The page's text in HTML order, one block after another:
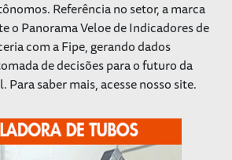
Referência no setor, a marca
o Panorama Veloe de Indicadores de
com a Fipe, gerando dados
de decisões para o futuro da
saber mais, acesse nosso site.